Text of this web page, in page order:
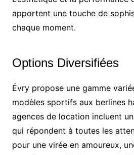
apportent une touche de
chaque moment.
Options Diversifiées
Évry propose une gamme
modèles sportifs aux berlines
agences de location incluent
qui répondent à toutes les
pour une virée en amoureux,